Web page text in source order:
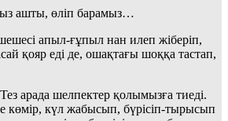
ашты, өліп барамыз…
апыл-ғұпыл нан илеп жіберіп,
қояр еді де, ошақтағы шоққа тастап,
Тез арада шелпектер қолымызға тиеді.
көмір, күл жабысып, бүрісіп-тырысып